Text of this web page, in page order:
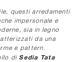
questi arredamenti
impersonale e
sia in legno
da una
e pattern.
di Sedia Tata